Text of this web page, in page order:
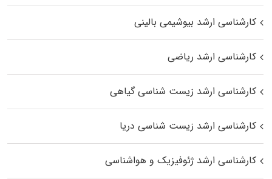
کارشناسی ارشد بیوشیمی بالینی
کارشناسی ارشد ریاضی
کارشناسی ارشد زیست‌ شناسی گیاهی
کارشناسی ارشد زیست‌ شناسی دریا
کارشناسی ارشد ژئوفیزیک و هواشناسی